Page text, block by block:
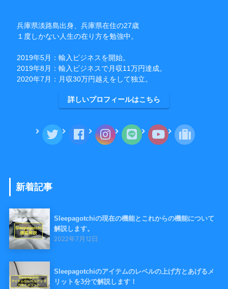
兵庫県淡路島出身、兵庫県在住の27歳
１度しかない人生の在り方を勉強中。
2019年5月：輸入ビジネスを開始。
2019年8月：輸入ビジネスで月収11万円達成。
2020年7月：月収30万円越えをして独立。
詳しいプロフィールはこちら
新着記事
Sleepagotchiの現在の機能とこれからの機能について
解説します。
2022年7月12日
Sleepagotchiのアイテムのレベルの上げ方とあげるメ
リットを3分で解説します！